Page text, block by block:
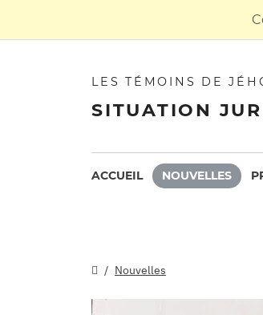
LES TÉMOINS DE
SITUATION
ACCUEIL NOUVELLES
Nouvelles